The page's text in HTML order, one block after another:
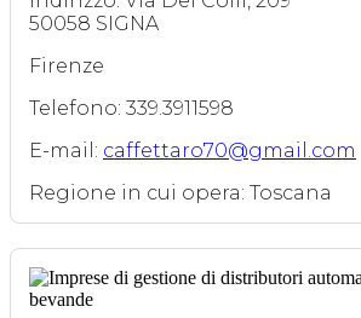
50058 SIGNA
Firenze
Telefono: 339.3911598
E-mail: caffettaro70@gmail.com
Regione in cui opera: Toscana